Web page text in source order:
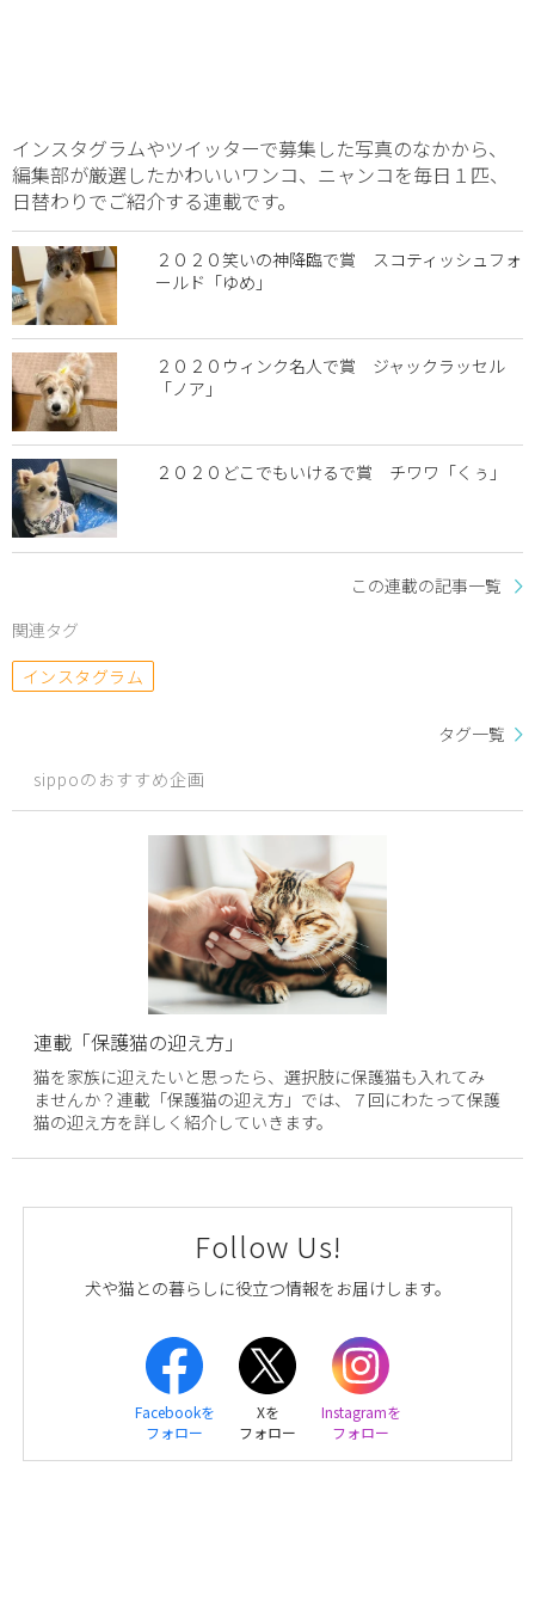
インスタグラムやツイッターで募集した写真のなかから、
編集部が厳選したかわいいワンコ、ニャンコを毎日１匹、
日替わりでご紹介する連載です。
２０２０笑いの神降臨で賞 スコティッシュフォ
ールド「ゆめ」
２０２０ウィンク名人で賞 ジャックラッセル
「ノア」
２０２０どこでもいけるで賞 チワワ「くぅ」
この連載の記事一覧
関連タグ
インスタグラム
タグ一覧
sippoのおすすめ企画
連載「保護猫の迎え方」
猫を家族に迎えたいと思ったら、選択肢に保護猫も入れてみ
ませんか？連載「保護猫の迎え方」では、７回にわたって保護
猫の迎え方を詳しく紹介していきます。
Follow Us!
犬や猫との暮らしに役立つ情報をお届けします。
Facebookを
フォロー
Xを
フォロー
Instagramを
フォロー